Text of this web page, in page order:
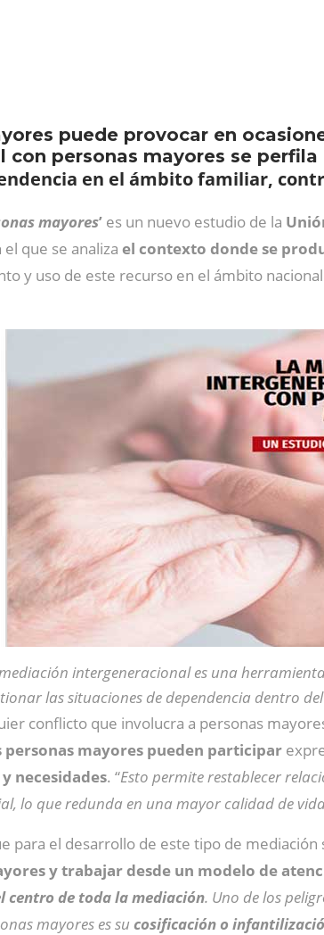
puede provocar en
personas mayores se
en el ámbito familiar,
mayores’ es un nuevo estudio de la
el que se analiza el contexto donde se
y uso de este recurso en el ámbito
intergeneracional es una
las situaciones de dependencia dentro
conflicto que involucra a personas
personas mayores pueden participar
necesidades. “Esto permite restablecer
lo que redunda en una mayor calidad de
para el desarrollo de este tipo de
y trabajar desde un modelo de
centro de toda la mediación. Uno de los
mayores es su cosificación o